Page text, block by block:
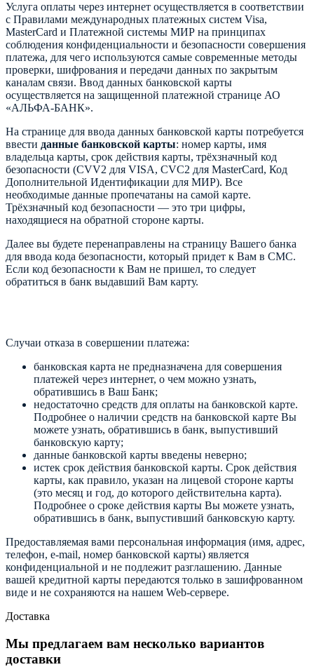
Услуга оплаты через интернет осуществляется в соответствии
с Правилами международных платежных систем Visa,
MasterCard и Платежной системы МИР на принципах
соблюдения конфиденциальности и безопасности совершения
платежа, для чего используются самые современные методы
проверки, шифрования и передачи данных по закрытым
каналам связи. Ввод данных банковской карты
осуществляется на защищенной платежной странице АО
«АЛЬФА-БАНК».
На странице для ввода данных банковской карты потребуется
ввести данные банковской карты: номер карты, имя
владельца карты, срок действия карты, трёхзначный код
безопасности (CVV2 для VISA, CVC2 для MasterCard, Код
Дополнительной Идентификации для МИР). Все
необходимые данные пропечатаны на самой карте.
Трёхзначный код безопасности — это три цифры,
находящиеся на обратной стороне карты.
Далее вы будете перенаправлены на страницу Вашего банка
для ввода кода безопасности, который придет к Вам в СМС.
Если код безопасности к Вам не пришел, то следует
обратиться в банк выдавший Вам карту.
Случаи отказа в совершении платежа:
банковская карта не предназначена для совершения
платежей через интернет, о чем можно узнать,
обратившись в Ваш Банк;
недостаточно средств для оплаты на банковской карте.
Подробнее о наличии средств на банковской карте Вы
можете узнать, обратившись в банк, выпустивший
банковскую карту;
данные банковской карты введены неверно;
истек срок действия банковской карты. Срок действия
карты, как правило, указан на лицевой стороне карты
(это месяц и год, до которого действительна карта).
Подробнее о сроке действия карты Вы можете узнать,
обратившись в банк, выпустивший банковскую карту.
Предоставляемая вами персональная информация (имя, адрес,
телефон, e-mail, номер банковской карты) является
конфиденциальной и не подлежит разглашению. Данные
вашей кредитной карты передаются только в зашифрованном
виде и не сохраняются на нашем Web-сервере.
Доставка
Мы предлагаем вам несколько вариантов
доставки